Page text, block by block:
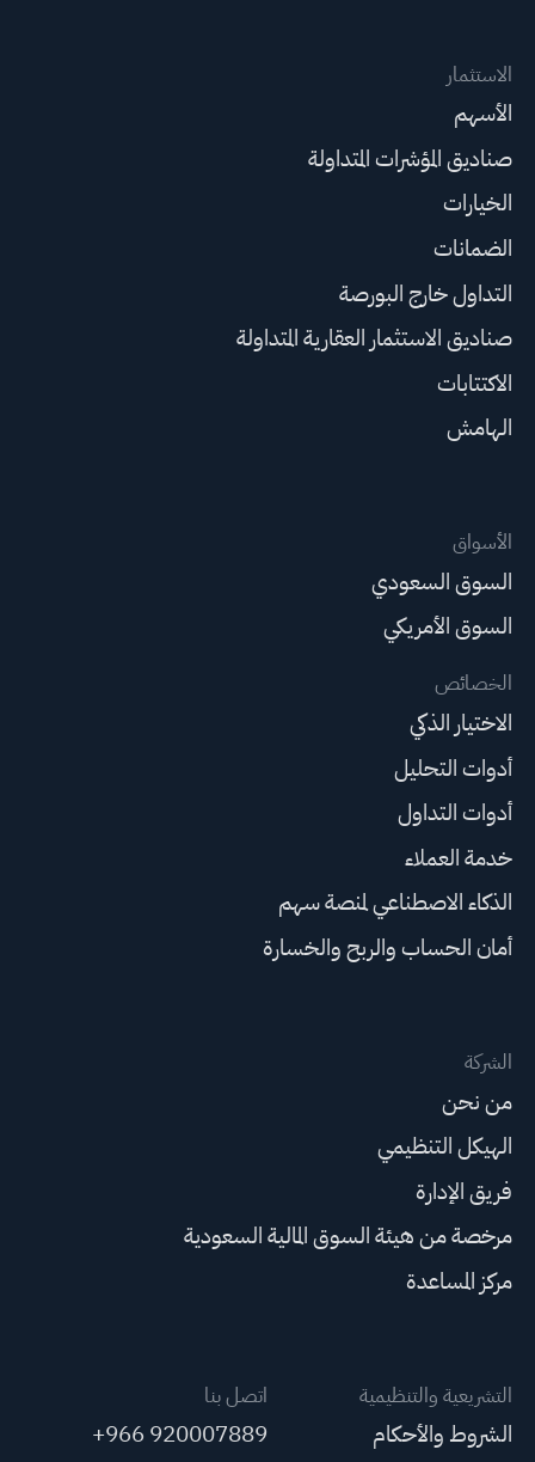
الاستثمار
الأسهم
صناديق المؤشرات المتداولة
الخيارات
الضمانات
التداول خارج البورصة
صناديق الاستثمار العقارية المتداولة
الاكتتابات
الهامش
الأسواق
السوق السعودي
السوق الأمريكي
الخصائص
الاختيار الذكي
أدوات التحليل
أدوات التداول
خدمة العملاء
الذكاء الاصطناعي لمنصة سهم
أمان الحساب والربح والخسارة
الشركة
من نحن
الهيكل التنظيمي
فريق الإدارة
مرخصة من هيئة السوق المالية السعودية
مركز المساعدة
التشريعية والتنظيمية
الشروط والأحكام
اتصل بنا
+966 920007889